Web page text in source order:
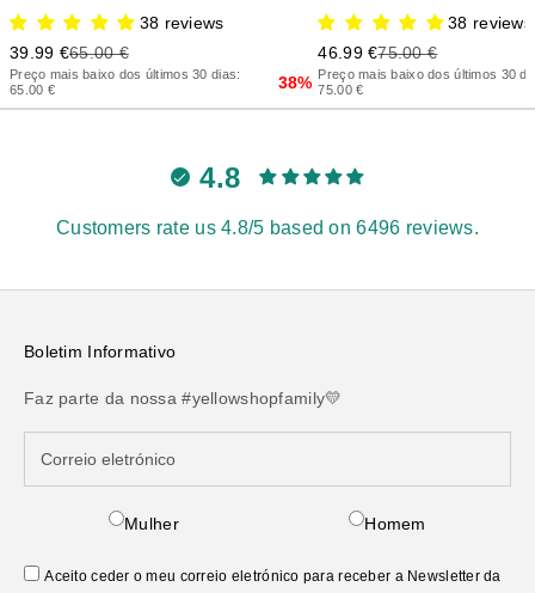
38 reviews
Precio de oferta
39.99 €Precio anterior
65.00 €
Preço mais baixo dos últimos 30 dias:
65.00 €
38%
38 reviews
Precio de oferta
46.99 €Precio anterior
75.00 €
Preço mais baixo dos últimos 30
75.00 €
4.8
Customers rate us 4.8/5 based on 6496 reviews.
Boletim Informativo
Faz parte da nossa #yellowshopfamily💛
Mulher Homem
Aceito ceder o meu correio eletrónico para receber a Newsletter da